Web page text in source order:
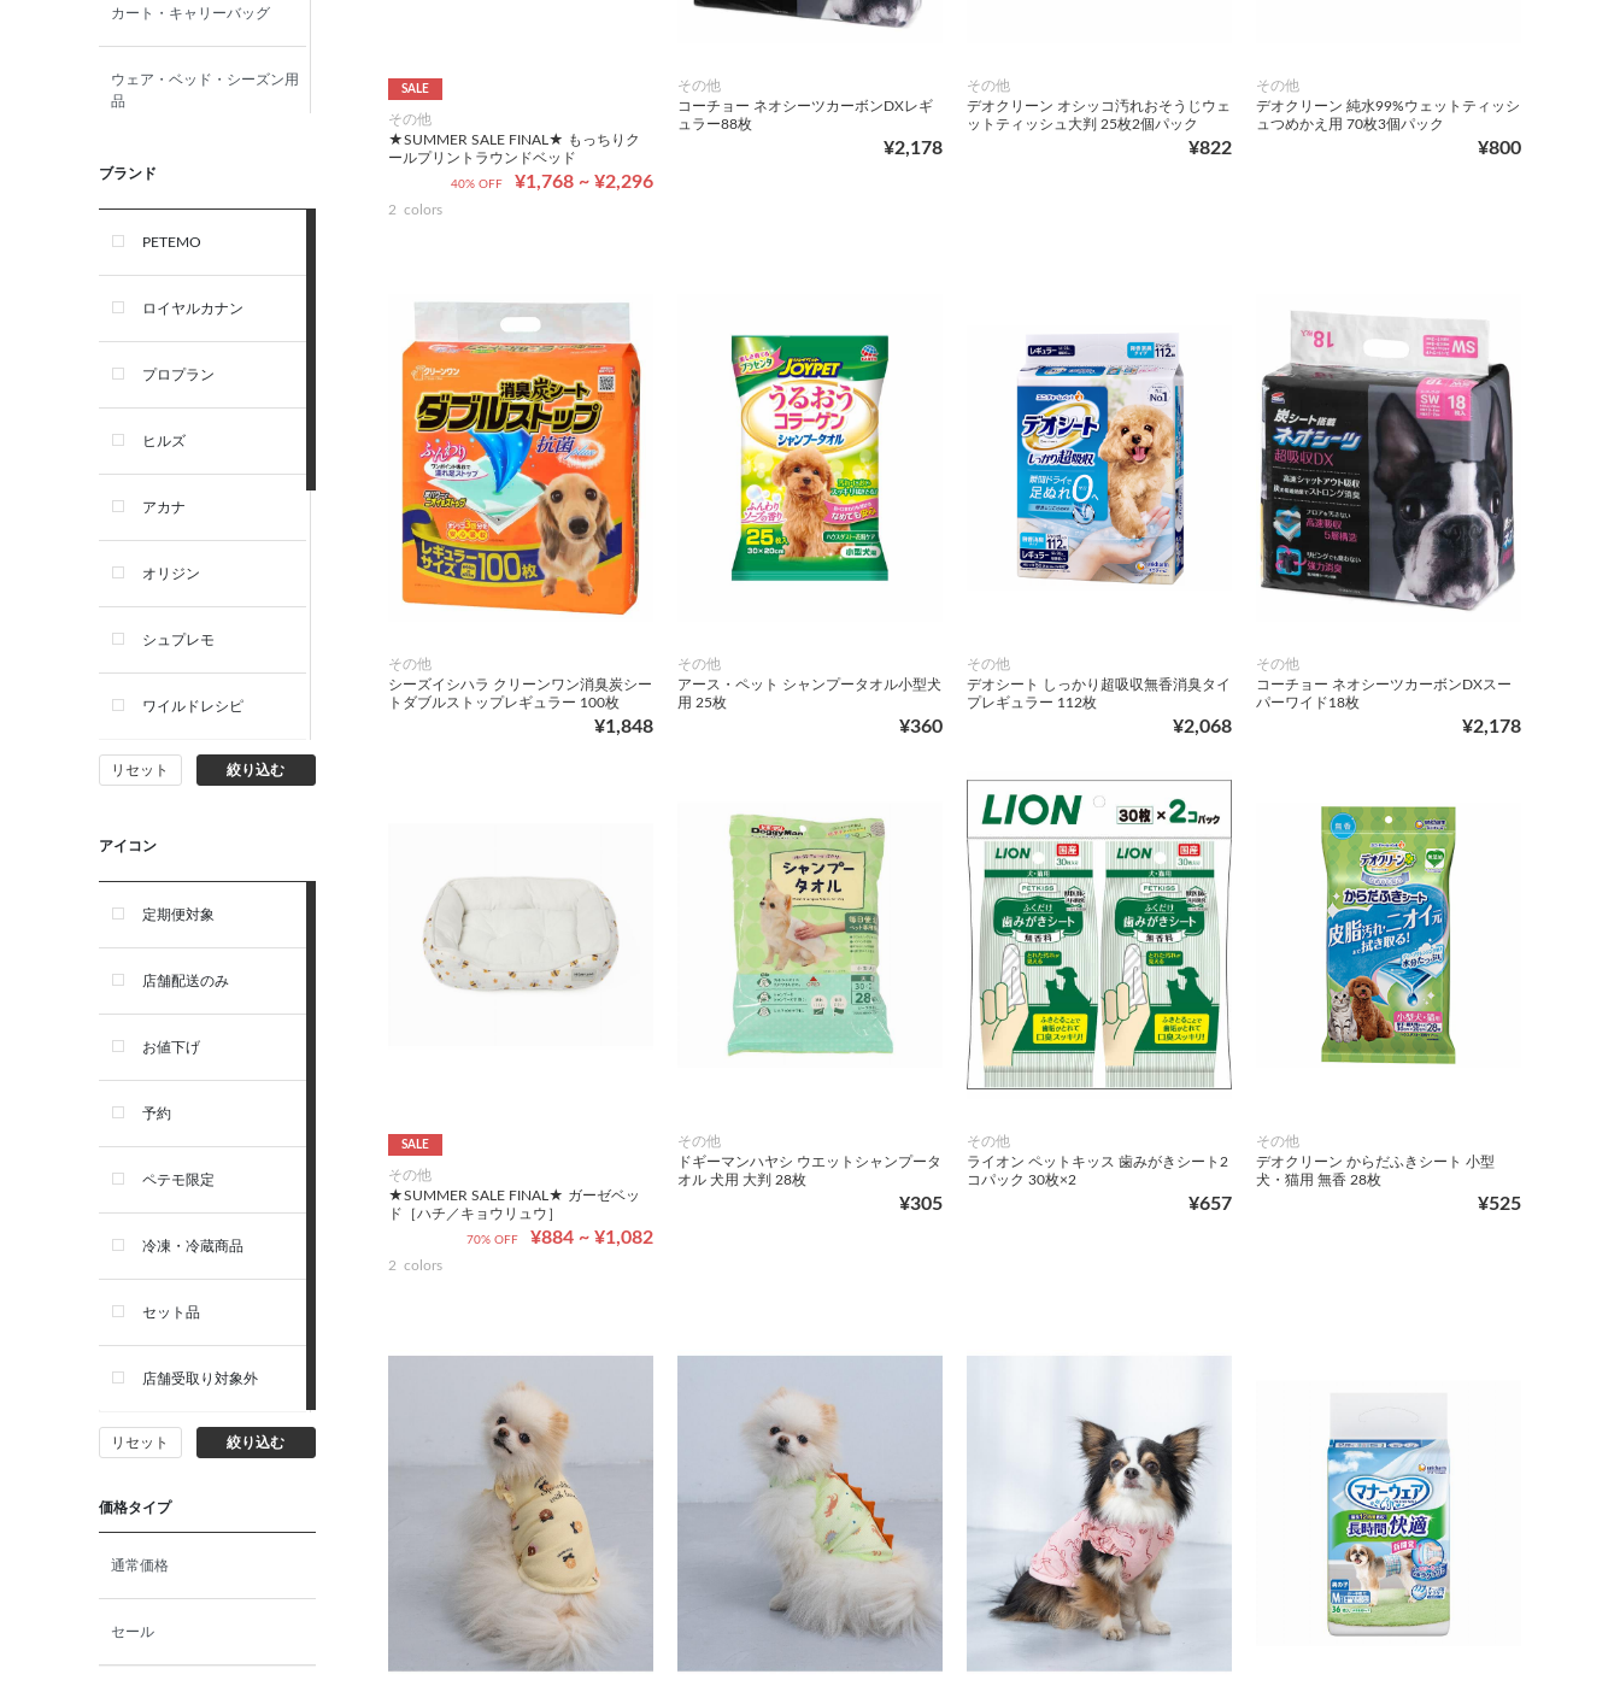
カート・キャリーバッグ
ウェア・ベッド・シーズン用
品
首輪・ハーネス(胴輪)・リー
ブランド
PETEMO
ロイヤルカナン
プロプラン
ヒルズ
アカナ
オリジン
シュプレモ
ワイルドレシピ
ナチュラルチョイス
ウェルネス
アーテミス
セレクトバランス
リガロ
ソルビダ
フィジカライフ
リセット 絞り込む
アイコン
定期便対象
店舗配送のみ
お値下げ
予約
ペテモ限定
冷凍・冷蔵商品
セット品
店舗受取り対象外
リセット 絞り込む
価格タイプ
通常価格
セール
SALE
その他
★SUMMER SALE FINAL★ もっちりク
ールプリントラウンドベッド
¥1,768 ~ ¥2,296
40% OFF
2 colors
その他
コーチョー ネオシーツカーボンDXレギ
ュラー88枚
¥2,178
その他
デオクリーン オシッコ汚れおそうじウェ
ットティッシュ大判 25枚2個パック
¥822
その他
デオクリーン 純水99%ウェットティッシ
ュつめかえ用 70枚3個パック
¥800
その他
シーズイシハラ クリーンワン消臭炭シー
トダブルストップレギュラー 100枚
¥1,848
その他
アース・ペット シャンプータオル小型犬
用 25枚
¥360
その他
デオシート しっかり超吸収無香消臭タイ
プレギュラー 112枚
¥2,068
その他
コーチョー ネオシーツカーボンDXスー
パーワイド18枚
¥2,178
SALE
その他
★SUMMER SALE FINAL★ ガーゼベッ
ド［ハチ／キョウリュウ］
¥884 ~ ¥1,082
70% OFF
2 colors
その他
ドギーマンハヤシ ウエットシャンプータ
オル 犬用 大判 28枚
¥305
その他
ライオン ペットキッス 歯みがきシート2
コパック 30枚×2
¥657
その他
デオクリーン からだふきシート 小型
犬・猫用 無香 28枚
¥525